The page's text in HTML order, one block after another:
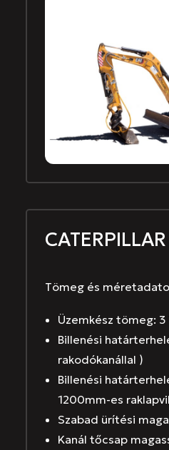
Tömeg és
Üzemkész tömeg: 3
Billenési
rakodókanállal )
Billenési
1200mm-es
Szabad ürítési
Kanál tőcsap